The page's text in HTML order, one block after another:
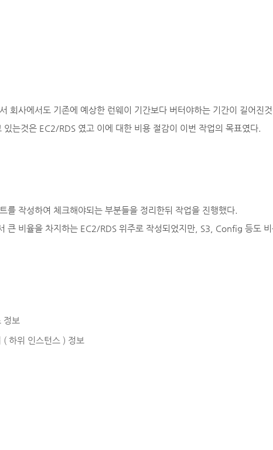
회사에서도 기존에 예상한 런웨이 기간보다 버터야하는 기간이 길어진것
는것은 EC2/RDS 였고 이에 대한 비용 절감이 이번 작업의 목표였다.
를 작성하여 체크해야되는 부분들을 정리한뒤 작업을 진행했다.
큰 비율을 차지하는 EC2/RDS 위주로 작성되었지만, S3, Config 등도 비
정보
( 하위 인스턴스 ) 정보